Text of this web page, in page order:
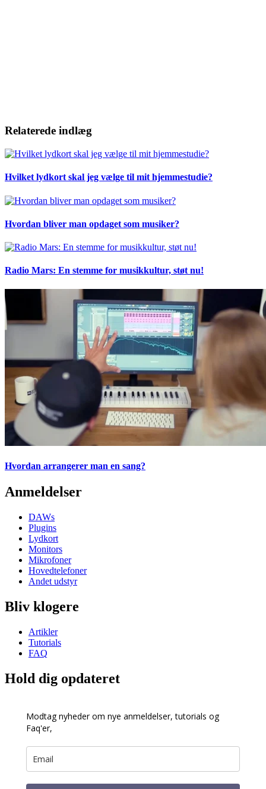
Relaterede indlæg
Hvilket lydkort skal jeg vælge til mit hjemmestudie?
Hvordan bliver man opdaget som musiker?
Radio Mars: En stemme for musikkultur, støt nu!
Hvordan arrangerer man en sang?
Anmeldelser
DAWs
Plugins
Lydkort
Monitors
Mikrofoner
Hovedtelefoner
Andet udstyr
Bliv klogere
Artikler
Tutorials
FAQ
Hold dig opdateret
Modtag nyheder om nye anmeldelser, tutorials og
Faq'er,